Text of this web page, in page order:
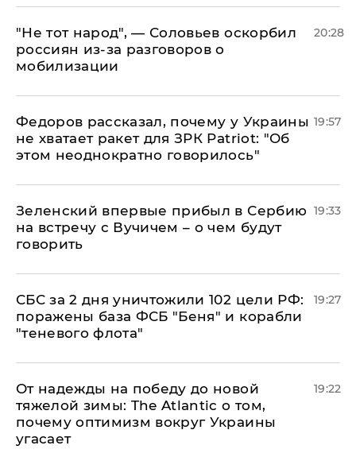
​"Не тот народ", — Соловьев оскорбил
россиян из-за разговоров о
мобилизации
20:28
Федоров рассказал, почему у Украины
не хватает ракет для ЗРК Patriot: "Об
этом неоднократно говорилось"
19:57
Зеленский впервые прибыл в Сербию
на встречу с Вучичем – о чем будут
говорить
19:33
СБС за 2 дня уничтожили 102 цели РФ:
поражены база ФСБ "Беня" и корабли
"теневого флота"
19:27
От надежды на победу до новой
тяжелой зимы: The Atlantic о том,
почему оптимизм вокруг Украины
угасает
19:22